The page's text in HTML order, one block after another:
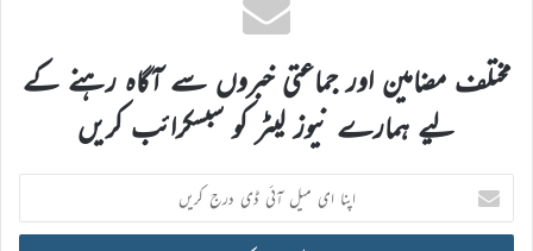
مختلف مضامین اور جماعتی خبروں سے آگاہ رہنے کے
لیے ہمارے نیوز لیٹر کو سبسکرائب کریں
اپنا
ای
میل